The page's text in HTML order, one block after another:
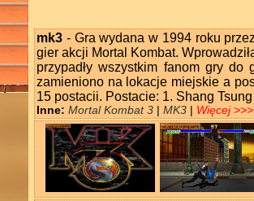
mk3 - Gra wydana w 1994 roku
gier akcji Mortal Kombat.
przypadły wszystkim fanom gry do
zamieniono na lokacje miejskie a
15 postacii. Postacie: 1. Shang
Inne: Mortal Kombat 3 MK3 Więcej >>>